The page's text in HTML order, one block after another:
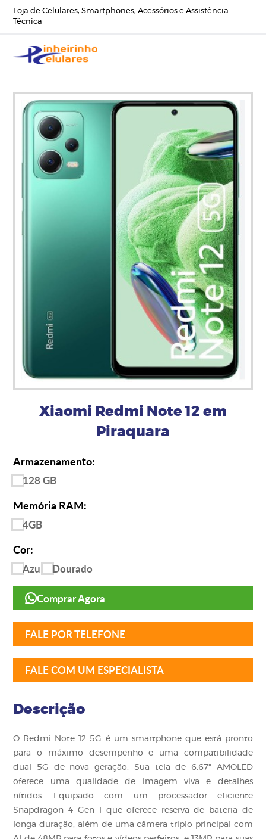
Loja de Celulares, Smartphones, Acessórios e Assistência
Técnica
Xiaomi Redmi Note 12 em
Piraquara
Armazenamento:
128 GB
Memória RAM:
4GB
Cor:
Azul Dourado
Comprar Agora
FALE POR TELEFONE
FALE COM UM ESPECIALISTA
Descrição
O Redmi Note 12 5G é um smartphone que está pronto
para o máximo desempenho e uma compatibilidade
dual 5G de nova geração. Sua tela de 6.67" AMOLED
oferece uma qualidade de imagem viva e detalhes
nítidos. Equipado com um processador eficiente
Snapdragon 4 Gen 1 que oferece reserva de bateria de
longa duração, além de uma câmera triplo principal com